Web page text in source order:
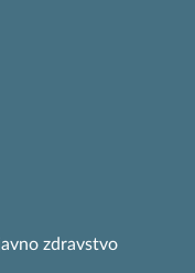
zdravstvo